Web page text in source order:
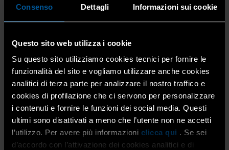
Consenso Dettagli Informazioni sui cookie
Questo sito web utilizza i cookie
Su questo sito utilizziamo cookies tecnici per fornire le
funzionalità del sito e vogliamo utilizzare anche cookies
analitici di terza parte per analizzare il nostro traffico e
cookies di profilazione che ci servono per personalizzare
i contenuti e fornire le funzioni dei social media. Questi
ultimi sono disattivati a meno che l’utente non ne accetti
l’utilizzo. Per avere più informazioni clicca qui . Se sei
d’accordo con l’attivazione dei cookies analitici e di
Dal secondo semestre 2026 al 31 dicembre 2027, i
soggetti che aderiranno potranno optare per:
l’85% della tariffa premio spettante
estensione della convenzione di 3 mesi;
oppure
il 70% della tariffa premio , con estensione
di 6 mesi.
A partire dal 2028 è prevista la possibilità di uscita
anticipata dal regime incentivante, accompagnata
dall’obbligo di repowering degli impianti.